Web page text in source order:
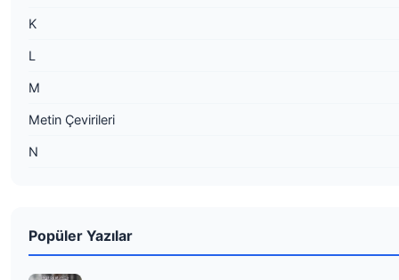
K
L
M
Metin Çevirileri
N
Popüler Yazılar